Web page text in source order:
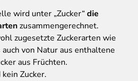
wird unter „Zucker“die
zusammengerechnet.
zugesetzte Zuckerarten wie
von Natur aus enthaltene
aus Früchten.
Zucker.